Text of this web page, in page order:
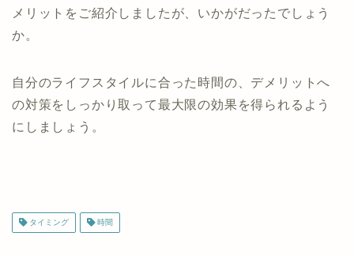
メリットをご紹介しましたが、いかがだったでしょう
か。
自分のライフスタイルに合った時間の、デメリットへ
の対策をしっかり取って最大限の効果を得られるよう
にしましょう。
タイミング 時間